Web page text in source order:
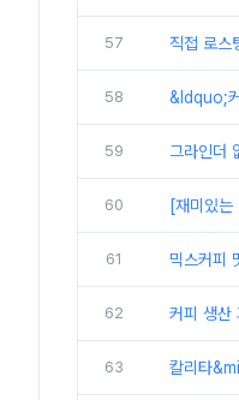
57 직접 로스
58 &ldquo;
59 그라인더
60 [재미있
61 믹스커피
62 커피 생산
63 칼리타